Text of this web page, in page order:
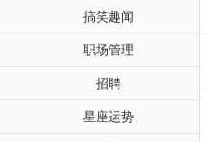
搞笑趣闻
职场管理
招聘
星座运势